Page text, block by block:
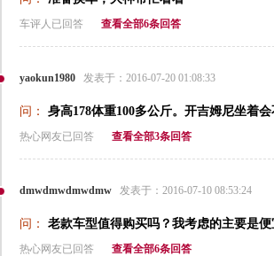
车评人已回答 查看全部6条回答
yaokun1980 发表于：2016-07-20 01:08:33
问： 身高178体重100多公斤。开吉姆尼坐着会
热心网友已回答 查看全部3条回答
dmwdmwdmwdmw 发表于：2016-07-10 08:53:24
问： 老款车型值得购买吗？我考虑的主要是便
热心网友已回答 查看全部6条回答